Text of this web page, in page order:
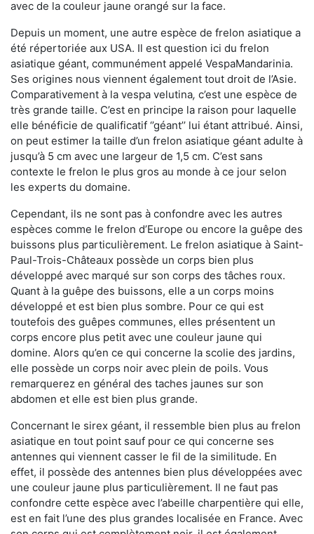
avec de la couleur jaune orangé sur la face.
Depuis un moment, une autre espèce de frelon asiatique a
été répertoriée aux USA. Il est question ici du frelon
asiatique géant, communément appelé VespaMandarinia.
Ses origines nous viennent également tout droit de l’Asie.
Comparativement à la vespa velutina, c’est une espèce de
très grande taille. C’est en principe la raison pour laquelle
elle bénéficie de qualificatif ‘’géant’’ lui étant attribué. Ainsi,
on peut estimer la taille d’un frelon asiatique géant adulte à
jusqu’à 5 cm avec une largeur de 1,5 cm. C’est sans
contexte le frelon le plus gros au monde à ce jour selon
les experts du domaine.
Cependant, ils ne sont pas à confondre avec les autres
espèces comme le frelon d’Europe ou encore la guêpe des
buissons plus particulièrement. Le frelon asiatique à Saint-
Paul-Trois-Châteaux possède un corps bien plus
développé avec marqué sur son corps des tâches roux.
Quant à la guêpe des buissons, elle a un corps moins
développé et est bien plus sombre. Pour ce qui est
toutefois des guêpes communes, elles présentent un
corps encore plus petit avec une couleur jaune qui
domine. Alors qu’en ce qui concerne la scolie des jardins,
elle possède un corps noir avec plein de poils. Vous
remarquerez en général des taches jaunes sur son
abdomen et elle est bien plus grande.
Concernant le sirex géant, il ressemble bien plus au frelon
asiatique en tout point sauf pour ce qui concerne ses
antennes qui viennent casser le fil de la similitude. En
effet, il possède des antennes bien plus développées avec
une couleur jaune plus particulièrement. Il ne faut pas
confondre cette espèce avec l’abeille charpentière qui elle,
est en fait l’une des plus grandes localisée en France. Avec